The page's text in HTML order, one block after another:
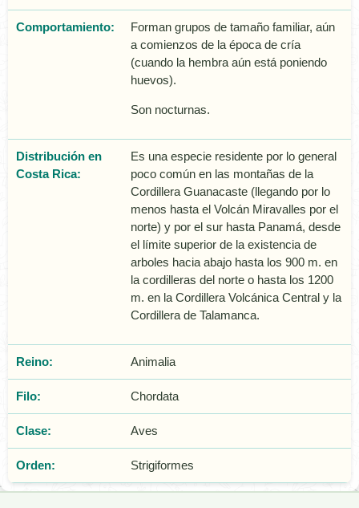
Comportamiento:
Forman grupos de tamaño familiar, aún
a comienzos de la época de cría
(cuando la hembra aún está poniendo
huevos).
Son nocturnas.
Distribución en
Costa Rica:
Es una especie residente por lo general
poco común en las montañas de la
Cordillera Guanacaste (llegando por lo
menos hasta el Volcán Miravalles por el
norte) y por el sur hasta Panamá, desde
el límite superior de la existencia de
arboles hacia abajo hasta los 900 m. en
la cordilleras del norte o hasta los 1200
m. en la Cordillera Volcánica Central y la
Cordillera de Talamanca.
Reino: Animalia
Filo: Chordata
Clase: Aves
Orden: Strigiformes